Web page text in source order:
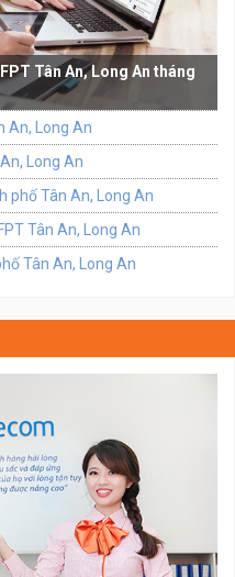
Tân An, Long An tháng
An, Long An
Long An
phố Tân An, Long An
Tân An, Long An
Tân An, Long An